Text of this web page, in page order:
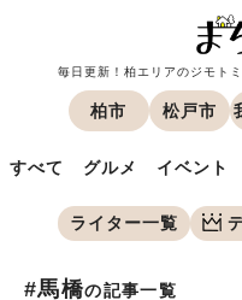
毎日更新！柏エリアのジモト
柏市 松戸市
すべて グルメ イベント
ライター一覧
#馬橋の記事一覧